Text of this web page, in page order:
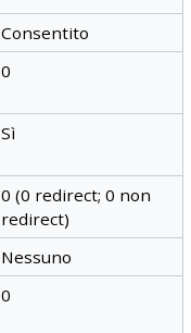
Consentito
0
Sì
0 (0 redirect; 0 non
redirect)
Nessuno
0